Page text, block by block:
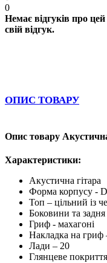
0
Немає відгуків про
свій відгук.
ОПИС ТОВАРУ
Опис товару
Характеристики:
Акустична гітара
Форма корпусу -
Топ – цільний із
Боковини та
Гриф - махагоні
Накладка на гриф
Лади – 20
Глянцеве покриття